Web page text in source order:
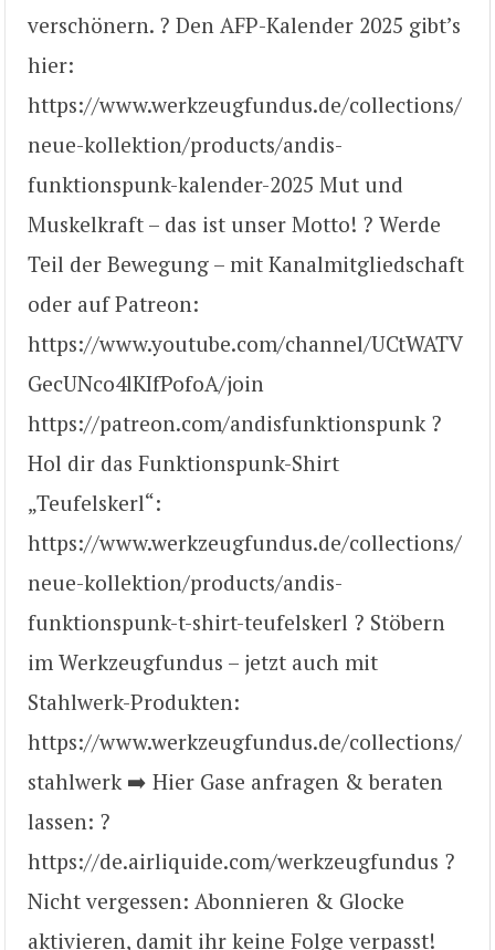
verschönern. ? Den AFP-Kalender 2025 gibt’s
hier:
https://www.werkzeugfundus.de/collections/
neue-kollektion/products/andis-
funktionspunk-kalender-2025 Mut und
Muskelkraft – das ist unser Motto! ? Werde
Teil der Bewegung – mit Kanalmitgliedschaft
oder auf Patreon:
https://www.youtube.com/channel/UCtWATV
GecUNco4lKIfPofoA/join
https://patreon.com/andisfunktionspunk ?
Hol dir das Funktionspunk-Shirt
„Teufelskerl“:
https://www.werkzeugfundus.de/collections/
neue-kollektion/products/andis-
funktionspunk-t-shirt-teufelskerl ? Stöbern
im Werkzeugfundus – jetzt auch mit
Stahlwerk-Produkten:
https://www.werkzeugfundus.de/collections/
stahlwerk ➡️ Hier Gase anfragen & beraten
lassen: ?
https://de.airliquide.com/werkzeugfundus ?
Nicht vergessen: Abonnieren & Glocke
aktivieren, damit ihr keine Folge verpasst!